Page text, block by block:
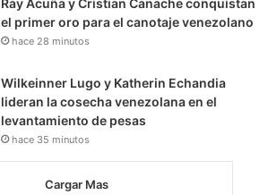
el primer oro para el canotaje venezolano
hace 28 minutos
Wilkeinner Lugo y Katherin Echandia
lideran la cosecha venezolana en el
levantamiento de pesas
hace 35 minutos
Cargar Mas